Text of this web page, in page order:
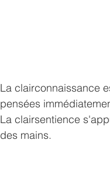
La clairconnaissance
pensées
La clairsentience
des mains.